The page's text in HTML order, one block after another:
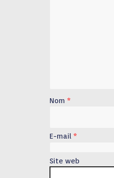
Nom *
E-mail *
Site web